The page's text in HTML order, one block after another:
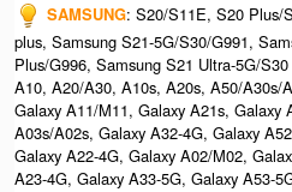
SAMSUNG: S20/S11E, S20 Plus/
plus, Samsung S21-5G/S30/G991,
Plus/G996, Samsung S21 Ultra-5G/
A10, A20/A30, A10s, A20s, A50/A30s/
Galaxy A11/M11, Galaxy A21s, Galaxy
A03s/A02s, Galaxy A32-4G, Galaxy
Galaxy A22-4G, Galaxy A02/M02,
A23-4G, Galaxy A33-5G, Galaxy A53-